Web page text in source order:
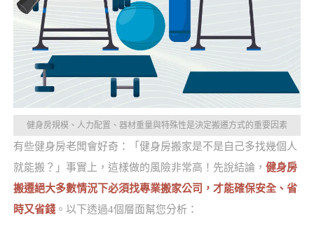
健身房規模、人力配置、器材重量與特殊性是決定搬遷方式的重要因素
有些健身房老闆會好奇：「健身房搬家是不是自己多找幾個人
就能搬？」事實上，這樣做的風險非常高！先說結論， 健身房
搬遷絕大多數情況下必須找專業搬家公司，才能確保安全、省
時又省錢。以下透過4個層面幫您分析：